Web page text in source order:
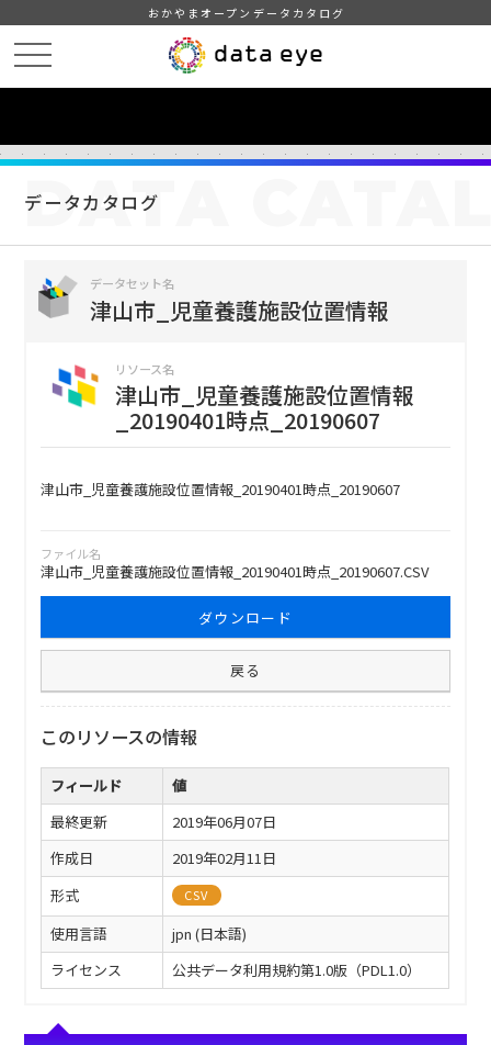
おかやまオープンデータカタログ
データカタログ
DATA
データセット名
津山市_児童養護施設位置情報
リソース名
津山市_児童養護施設位置情報
_20190401時点_20190607
津山市_児童養護施設位置情報_20190401時点_20190607
ファイル名
津山市_児童養護施設位置情報_20190401時点_20190607.CSV
ダウンロード
戻る
このリソースの情報
フィールド
値
最終更新
2019年06月07日
作成日
2019年02月11日
形式
CSV
使用言語
jpn (日本語)
ライセンス
公共データ利用規約第1.0版（PDL1.0）